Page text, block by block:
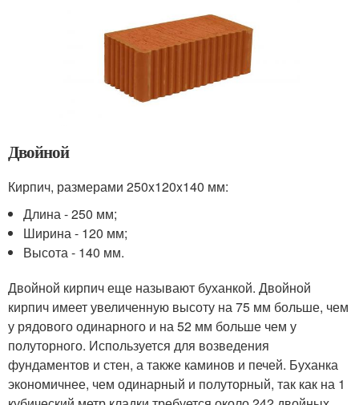
Двойной
Кирпич, размерами 250x120x140 мм:
Длина - 250 мм;
Ширина - 120 мм;
Высота - 140 мм.
Двойной кирпич еще называют буханкой. Двойной
кирпич имеет увеличенную высоту на 75 мм больше, чем
у рядового одинарного и на 52 мм больше чем у
полуторного. Используется для возведения
фундаментов и стен, а также каминов и печей. Буханка
экономичнее, чем одинарный и полуторный, так как на 1